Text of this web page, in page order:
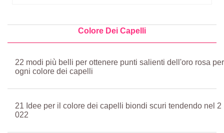
Colore Dei Capelli
22 modi più belli per ottenere punti salienti dell'oro rosa per
ogni colore dei capelli
21 Idee per il colore dei capelli biondi scuri tendendo nel 2
022